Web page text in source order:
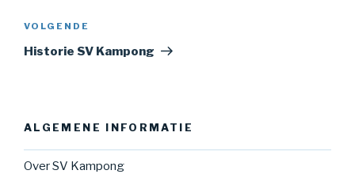
Volgend
bericht
VOLGENDE
Historie SV Kampong
ALGEMENE INFORMATIE
Over SV Kampong